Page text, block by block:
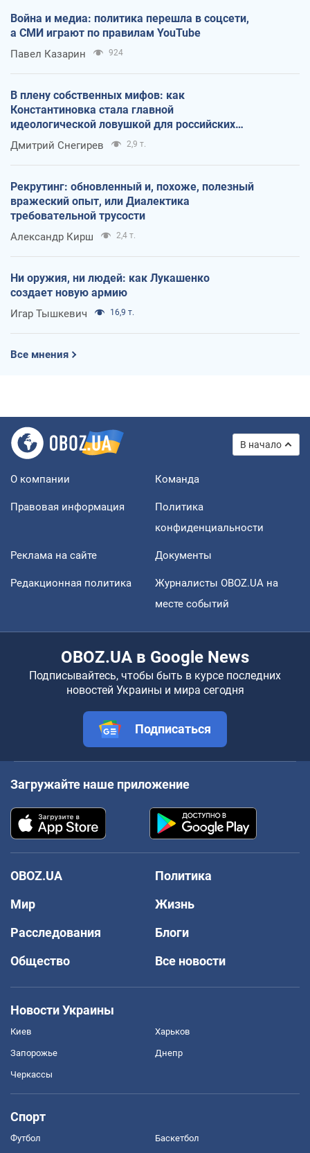
Война и медиа: политика перешла в соцсети,
а СМИ играют по правилам YouTube
Павел Казарин 924
В плену собственных мифов: как
Константиновка стала главной
идеологической ловушкой для российских
оккупантов
Дмитрий Снегирев 2,9 т.
Рекрутинг: обновленный и, похоже, полезный
вражеский опыт, или Диалектика
требовательной трусости
Александр Кирш 2,4 т.
Ни оружия, ни людей: как Лукашенко
создает новую армию
Игар Тышкевич 16,9 т.
Все мнения
В начало
О компании Команда
Правовая информация
Политика
конфиденциальности
Реклама на сайте Документы
Редакционная политика
Журналисты OBOZ.UA на
месте событий
OBOZ.UA в Google News
Подписывайтесь, чтобы быть в курсе последних
новостей Украины и мира сегодня
Подписаться
Загружайте наше приложение
OBOZ.UA
Политика
Мир
Жизнь
Расследования
Блоги
Общество
Все новости
Новости Украины
Киев Харьков
Запорожье Днепр
Черкассы
Спорт
Футбол Баскетбол